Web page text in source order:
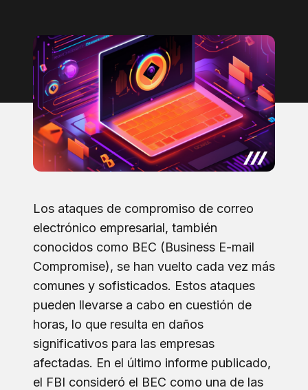
Los ataques de compromiso de correo
electrónico empresarial, también
conocidos como BEC (Business E-mail
Compromise), se han vuelto cada vez más
comunes y sofisticados. Estos ataques
pueden llevarse a cabo en cuestión de
horas, lo que resulta en daños
significativos para las empresas
afectadas. En el último informe publicado,
el FBI consideró el BEC como una de las